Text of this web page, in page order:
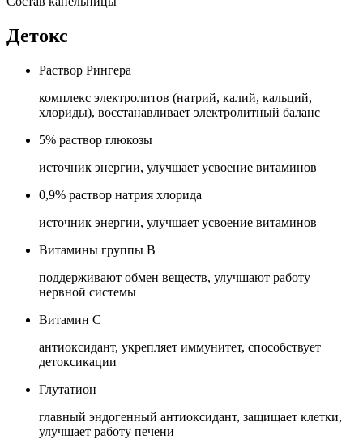
Детокс
Раствор Рингера
комплекс электролитов (натрий, калий, кальций,
хлориды), восстанавливает электролитный баланс
5% раствор глюкозы
источник энергии, улучшает усвоение витаминов
0,9% раствор натрия хлорида
источник энергии, улучшает усвоение витаминов
Витамины группы B
поддерживают обмен веществ, улучшают работу
нервной системы
Витамин C
антиоксидант, укрепляет иммунитет, способствует
детоксикации
Глутатион
главный эндогенный антиоксидант, защищает клетки,
улучшает работу печени